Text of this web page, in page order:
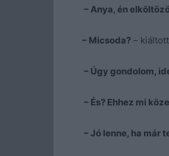
– Anya, én
– Micsoda? –
– Úgy gondolom,
– És? Ehhez mi
– Jó lenne, ha már